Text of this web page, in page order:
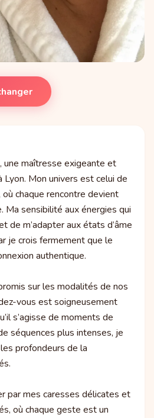
une maîtresse exigeante et
Mon univers est celui de
chaque rencontre devient
Ma sensibilité aux énergies qui
de m’adapter aux états d’âme
je crois fermement que le
authentique.
sur les modalités de nos
vous est soigneusement
s’agisse de moments de
séquences plus intenses, je
profondeurs de la
par mes caresses délicates et
où chaque geste est un